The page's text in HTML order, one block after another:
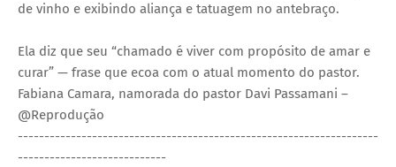
de vinho e exibindo aliança e tatuagem no antebraço.
Ela diz que seu “chamado é viver com propósito de amar e
curar” — frase que ecoa com o atual momento do pastor.
Fabiana Camara, namorada do pastor Davi Passamani –
@Reprodução
--------------------------------------------------------------------
----------------------------